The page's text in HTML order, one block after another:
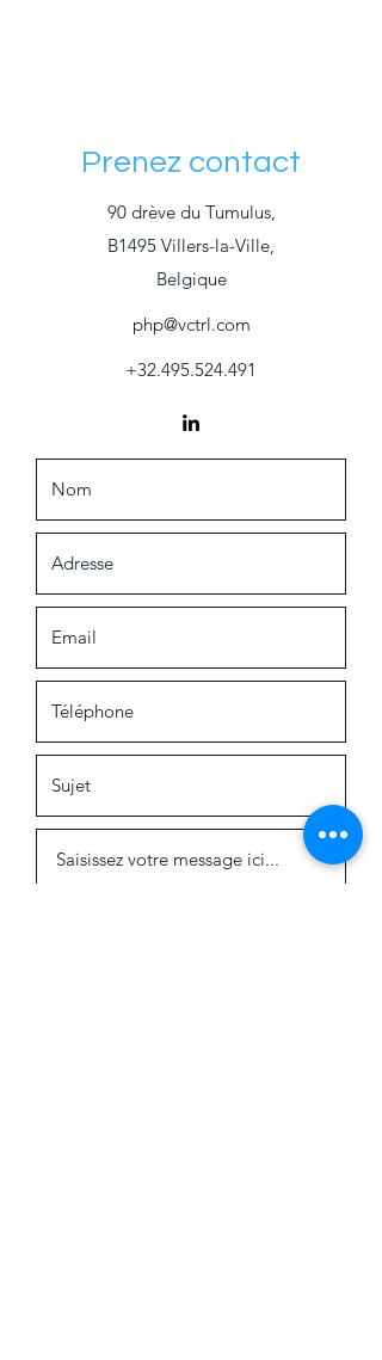
Prenez contact
90 drève du Tumulus,
B1495 Villers-la-Ville,
Belgique
php@vctrl.com
+32.495.524.491